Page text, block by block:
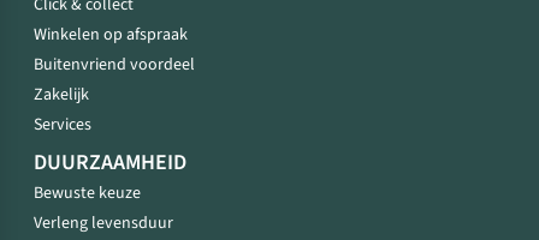
Click & collect
Winkelen op afspraak
Buitenvriend voordeel
Zakelijk
Services
DUURZAAMHEID
Bewuste keuze
Verleng levensduur